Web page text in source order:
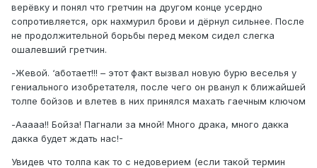
верёвку и понял что гретчин на другом конце усердно
сопротивляется, орк нахмурил брови и дёрнул сильнее. После
не продолжительной борьбы перед меком сидел слегка
ошалевший гретчин.
-Жевой. ‘аботает!!! – этот факт вызвал новую бурю веселья у
гениального изобретателя, после чего он рванул к ближайшей
толпе бойзов и влетев в них принялся махать гаечным ключом
-Ааааа!! Бойза! Пагнали за мной! Много драка, много дакка
дакка будет ждать нас!-
Увидев что толпа как то с недоверием (если такой термин